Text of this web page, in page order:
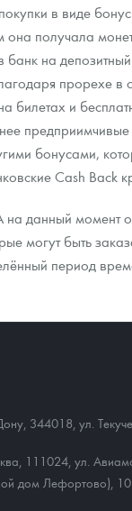
монет
металлов
в виде
получала
банк на депозитный
прорехе в
билетах и
бонусами,
Cash Back
данный момент
могут быть
период
344018 ул.
111024, ул.
дом Лефортово),